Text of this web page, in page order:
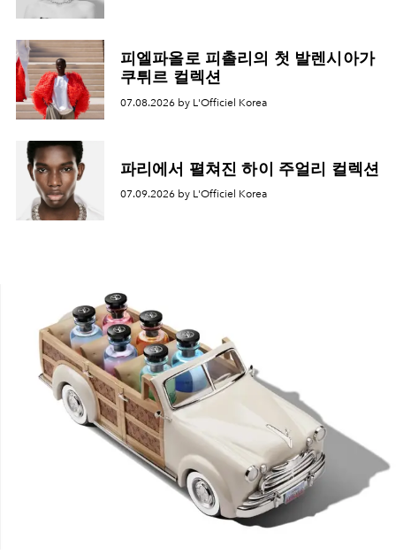
피엘파올로 피촐리의 첫 발렌시아가
쿠튀르 컬렉션
07.08.2026 by L'Officiel Korea
파리에서 펼쳐진 하이 주얼리 컬렉션
07.09.2026 by L'Officiel Korea